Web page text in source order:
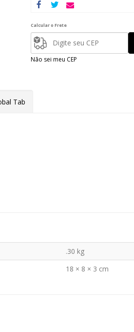
Calcular o Frete
Não sei meu CEP
Tab
.30 kg
18 × 8 × 3 cm